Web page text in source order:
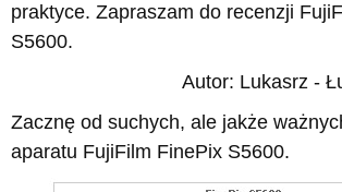
praktyce. Zapraszam do recenzji
S5600.
Autor: Lukasrz -
Zacznę od suchych, ale jakże
aparatu FujiFilm FinePix S5600.